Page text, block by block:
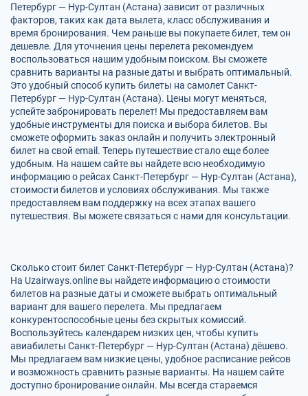
Петербург — Нур-Султан (Астана) зависит от различных
факторов, таких как дата вылета, класс обслуживания и
время бронирования. Чем раньше вы покупаете билет, тем он
дешевле. Для уточнения цены перелета рекомендуем
воспользоваться нашим удобным поиском. Вы сможете
сравнить варианты на разные даты и выбрать оптимальный.
Это удобный способ купить билеты на самолет Санкт-
Петербург — Нур-Султан (Астана). Цены могут меняться,
успейте забронировать перелет! Мы предоставляем вам
удобные инструменты для поиска и выбора билетов. Вы
сможете оформить заказ онлайн и получить электронный
билет на свой email. Теперь путешествие стало еще более
удобным. На нашем сайте вы найдете всю необходимую
информацию о рейсах Санкт-Петербург — Нур-Султан (Астана),
стоимости билетов и условиях обслуживания. Мы также
предоставляем вам поддержку на всех этапах вашего
путешествия. Вы можете связаться с нами для консультации.
Сколько стоит билет Санкт-Петербург — Нур-Султан (Астана)?
На Uzairways.online вы найдете информацию о стоимости
билетов на разные даты и сможете выбрать оптимальный
вариант для вашего перелета. Мы предлагаем
конкурентоспособные цены без скрытых комиссий.
Воспользуйтесь календарем низких цен, чтобы купить
авиабилеты Санкт-Петербург — Нур-Султан (Астана) дёшево.
Мы предлагаем вам низкие цены, удобное расписание рейсов
и возможность сравнить разные варианты. На нашем сайте
доступно бронирование онлайн. Мы всегда стараемся